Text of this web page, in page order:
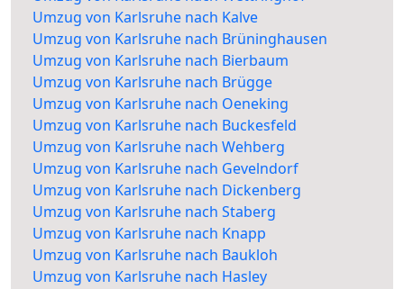
Umzug von Karlsruhe nach Kalve
Umzug von Karlsruhe nach Brüninghausen
Umzug von Karlsruhe nach Bierbaum
Umzug von Karlsruhe nach Brügge
Umzug von Karlsruhe nach Oeneking
Umzug von Karlsruhe nach Buckesfeld
Umzug von Karlsruhe nach Wehberg
Umzug von Karlsruhe nach Gevelndorf
Umzug von Karlsruhe nach Dickenberg
Umzug von Karlsruhe nach Staberg
Umzug von Karlsruhe nach Knapp
Umzug von Karlsruhe nach Baukloh
Umzug von Karlsruhe nach Hasley